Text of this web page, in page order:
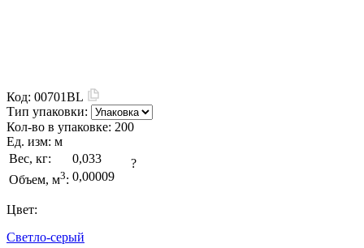
Код: 00701BL
Тип упаковки:
Кол-во в упаковке: 200
Ед. изм: м
Вес, кг:
0,033
Объем, м3: 0,00009
?
Цвет:
Светло-серый